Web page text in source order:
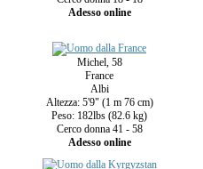
Adesso online
Michel, 58
France
Albi
Altezza: 5'9" (1 m 76 cm)
Peso: 182lbs (82.6 kg)
Cerco donna 41 - 58
Adesso online